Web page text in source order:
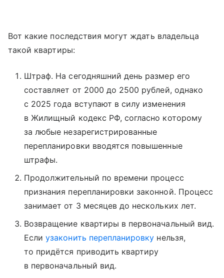
Вот какие последствия могут ждать владельца
такой квартиры:
Штраф. На сегодняшний день размер его
составляет от 2000 до 2500 рублей, однако
с 2025 года вступают в силу изменения
в Жилищный кодекс РФ, согласно которому
за любые незарегистрированные
перепланировки вводятся повышенные
штрафы.
Продолжительный по времени процесс
признания перепланировки законной. Процесс
занимает от 3 месяцев до нескольких лет.
Возвращение квартиры в первоначальный вид.
Еслиузаконить перепланировку нельзя,
то придётся приводить квартиру
в первоначальный вид.